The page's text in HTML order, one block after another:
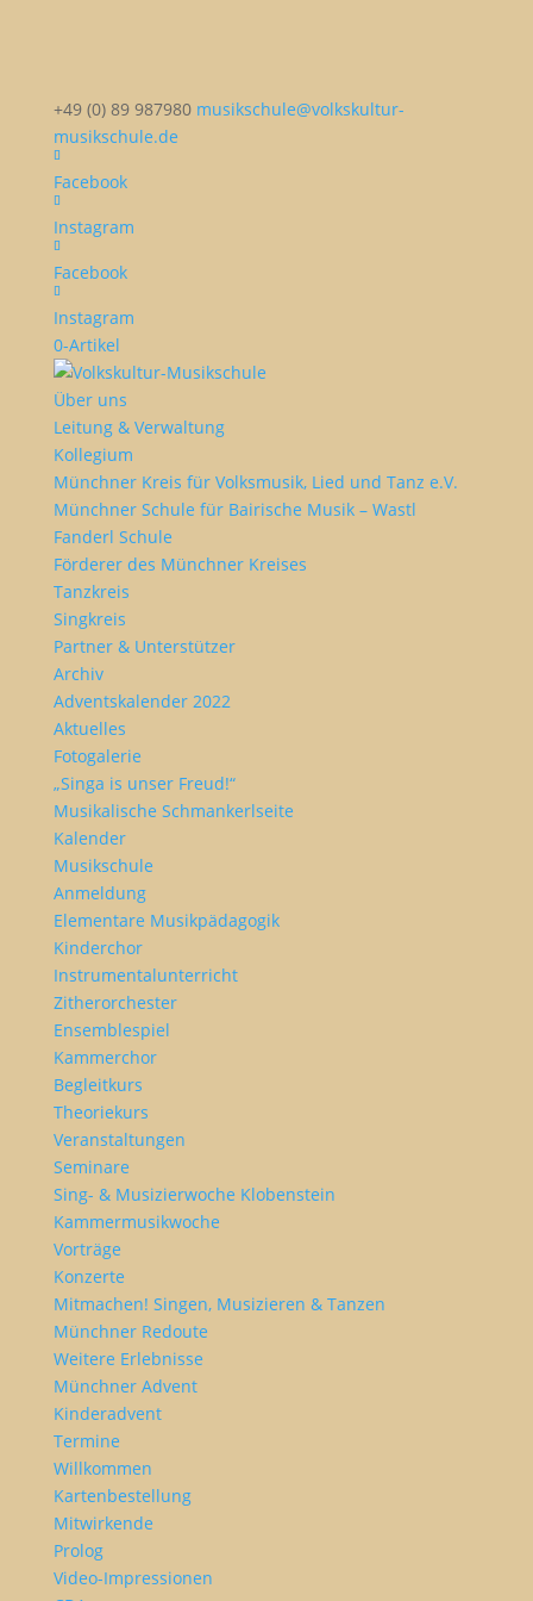
+49 (0) 89 987980 musikschule@volkskultur-
musikschule.de
Facebook
Instagram
Facebook
Instagram
0-Artikel
Über uns
Leitung & Verwaltung
Kollegium
Münchner Kreis für Volksmusik, Lied und Tanz e.V.
Münchner Schule für Bairische Musik – Wastl
Fanderl Schule
Förderer des Münchner Kreises
Tanzkreis
Singkreis
Partner & Unterstützer
Archiv
Adventskalender 2022
Aktuelles
Fotogalerie
„Singa is unser Freud!“
Musikalische Schmankerlseite
Kalender
Musikschule
Anmeldung
Elementare Musikpädagogik
Kinderchor
Instrumentalunterricht
Zitherorchester
Ensemblespiel
Kammerchor
Begleitkurs
Theoriekurs
Veranstaltungen
Seminare
Sing- & Musizierwoche Klobenstein
Kammermusikwoche
Vorträge
Konzerte
Mitmachen! Singen, Musizieren & Tanzen
Münchner Redoute
Weitere Erlebnisse
Münchner Advent
Kinderadvent
Termine
Willkommen
Kartenbestellung
Mitwirkende
Prolog
Video-Impressionen